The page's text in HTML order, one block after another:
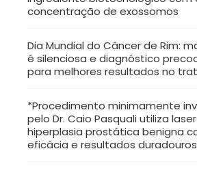
concentração de exossomos
Dia Mundial do Câncer de Rim:
é silenciosa e diagnóstico
para melhores resultados no
*Procedimento minimamente
pelo Dr. Caio Pasquali utiliza
hiperplasia prostática benigna
eficácia e resultados